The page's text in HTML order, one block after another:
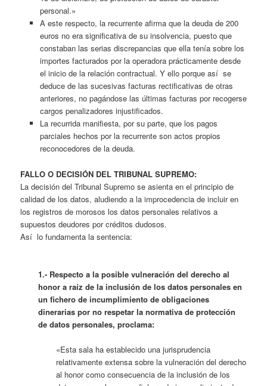
personal.»
A este respecto, la recurrente afirma que la deuda de 200
euros no era significativa de su insolvencia, puesto que
constaban las serias discrepancias que ella tenía sobre los
importes facturados por la operadora prácticamente desde
el inicio de la relación contractual. Y ello porque así se
deduce de las sucesivas facturas rectificativas de otras
anteriores, no pagándose las últimas facturas por recogerse
cargos penalizadores injustificados.
La recurrida manifiesta, por su parte, que los pagos
parciales hechos por la recurrente son actos propios
reconocedores de la deuda.
FALLO O DECISIÓN DEL TRIBUNAL SUPREMO:
La decisión del Tribunal Supremo se asienta en el principio de
calidad de los datos, aludiendo a la improcedencia de incluir en
los registros de morosos los datos personales relativos a
supuestos deudores por créditos dudosos.
Así lo fundamenta la sentencia:
1.- Respecto a la posible vulneración del derecho al
honor a raíz de la inclusión de los datos personales en
un fichero de incumplimiento de obligaciones
dinerarias por no respetar la normativa de protección
de datos personales, proclama:
«Esta sala ha establecido una jurisprudencia
relativamente extensa sobre la vulneración del derecho
al honor como consecuencia de la inclusión de los